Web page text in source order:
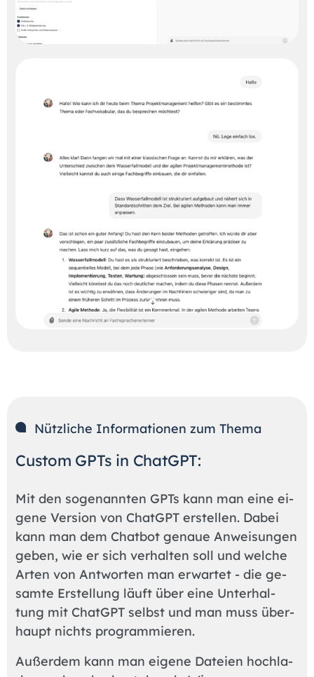
Nütz­li­che In­for­ma­tio­nen zum The­ma
Custom GPTs in ChatG­PT:
Mit den so­ge­nann­ten GPTs kann man eine ei­
ge­ne Ver­si­on von ChatG­PT er­stel­len. Da­bei
kann man dem Chat­bot ge­naue An­wei­sun­gen
ge­ben, wie er sich ver­hal­ten soll und wel­che
Ar­ten von Ant­wor­ten man er­war­tet - die ge­
sam­te Er­stel­lung läuft über eine Un­ter­hal­
tung mit ChatG­PT selbst und man muss über­
haupt nichts pro­gram­mie­ren.
Au­ßer­dem kann man ei­ge­ne Da­tei­en hoch­la­